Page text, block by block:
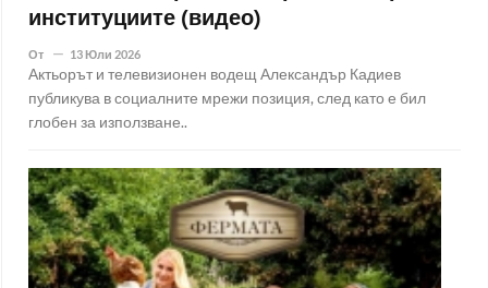
институциите (видео)
От 13 Юли 2026
Актьорът и телевизионен водещ Александър Кадиев
публикува в социалните мрежи позиция, след като е бил
глобен за използване..